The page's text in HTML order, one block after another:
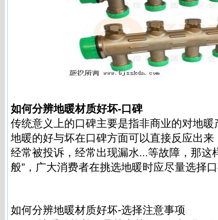
如何分辨地暖材质好坏-口碑
传统意义上的口碑主要是指非商业的对地
地暖的好与坏在口碑方面可以直接反应出
经常被投诉，经常出现漏水...等故障，那这
般”，广大消费者在挑选地暖时应尽量选择
如何分辨地暖材质好坏-选择注意事项